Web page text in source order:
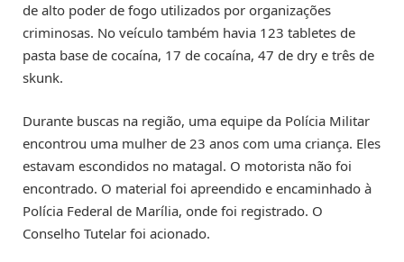
de alto poder de fogo utilizados por organizações
criminosas. No veículo também havia 123 tabletes de
pasta base de cocaína, 17 de cocaína, 47 de dry e três de
skunk.
Durante buscas na região, uma equipe da Polícia Militar
encontrou uma mulher de 23 anos com uma criança. Eles
estavam escondidos no matagal. O motorista não foi
encontrado. O material foi apreendido e encaminhado à
Polícia Federal de Marília, onde foi registrado. O
Conselho Tutelar foi acionado.